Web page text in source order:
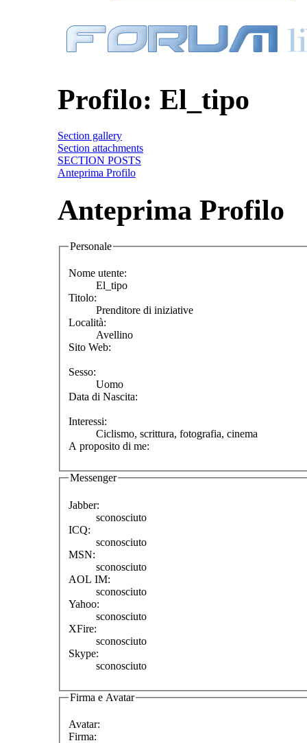
Profilo: El_tipo
Section gallery
Section attachments
SECTION POSTS
Anteprima Profilo
Anteprima Profilo
Personale
Nome utente:
El_tipo
Titolo:
Prenditore di iniziative
Località:
Avellino
Sito Web:
Sesso:
Uomo
Data di Nascita:
Interessi:
Ciclismo, scrittura, fotografia, cinema
A proposito di me:
Messenger
Jabber:
sconosciuto
ICQ:
sconosciuto
MSN:
sconosciuto
AOL IM:
sconosciuto
Yahoo:
sconosciuto
XFire:
sconosciuto
Skype:
sconosciuto
Firma e Avatar
Avatar:
Firma: